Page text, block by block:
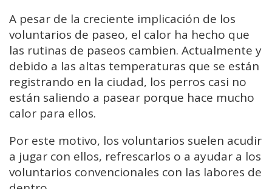
A pesar de la creciente implicación de los
voluntarios de paseo, el calor ha hecho que
las rutinas de paseos cambien. Actualmente y
debido a las altas temperaturas que se están
registrando en la ciudad, los perros casi no
están saliendo a pasear porque hace mucho
calor para ellos.
Por este motivo, los voluntarios suelen acudir
a jugar con ellos, refrescarlos o a ayudar a los
voluntarios convencionales con las labores de